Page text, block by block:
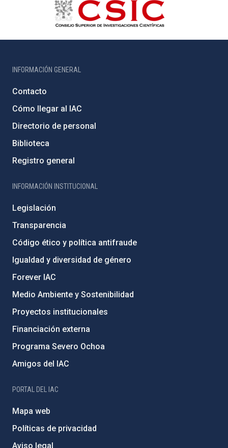
INFORMACIÓN GENERAL
Contacto
Cómo llegar al IAC
Directorio de personal
Biblioteca
Registro general
INFORMACIÓN INSTITUCIONAL
Legislación
Transparencia
Código ético y política antifraude
Igualdad y diversidad de género
Forever IAC
Medio Ambiente y Sostenibilidad
Proyectos institucionales
Financiación externa
Programa Severo Ochoa
Amigos del IAC
PORTAL DEL IAC
Mapa web
Políticas de privacidad
Aviso legal